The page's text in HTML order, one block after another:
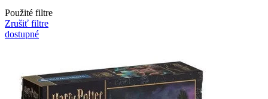
Použité filtre
Zrušiť filtre
dostupné